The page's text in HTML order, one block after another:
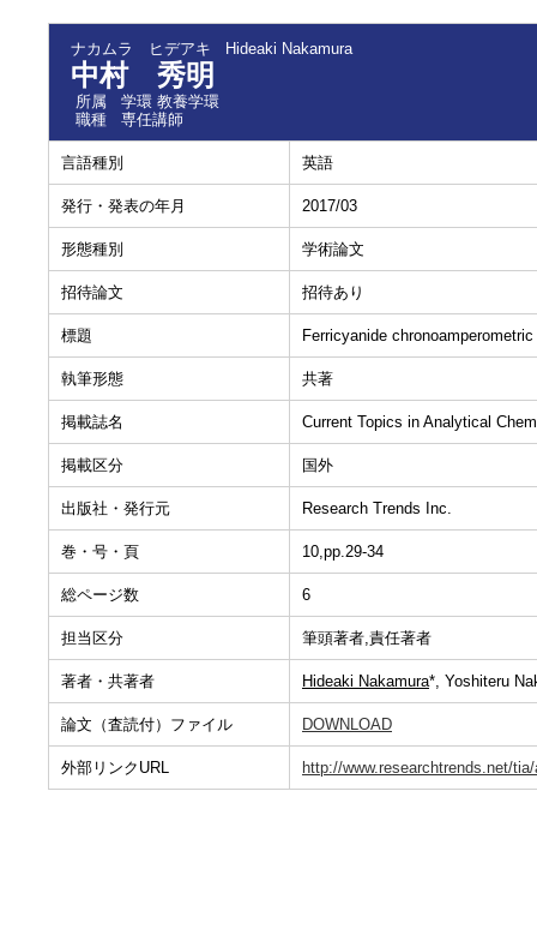
ナカムラ ヒデアキ Hideaki Nakamura
中村 秀明
所属
学環 教養学環
職種
専任講師
言語種別 英語
発行・発表の年月 2017/03
形態種別 学術論文
招待論文 招待あり
標題 Ferricyanide
執筆形態 共著
掲載誌名 Current Topics in Analytical
掲載区分 国外
出版社・発行元 Research Trends Inc.
巻・号・頁 10,pp.29-34
総ページ数 6
担当区分 筆頭著者,責任著者
著者・共著者 Hideaki Nakamura*, Yoshiteru
論文（査読付）ファイル DOWNLOAD
外部リンクURL http://www.researchtrends.net/